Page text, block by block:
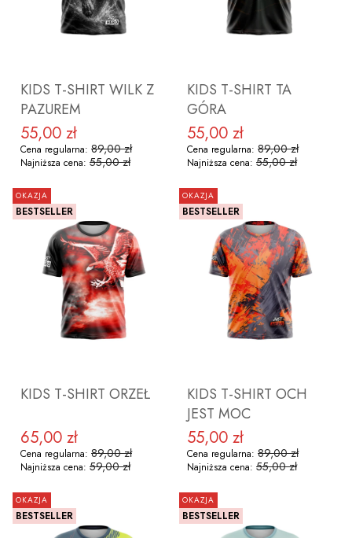
DO KOSZYKA DO KOSZYKA
KIDS T-SHIRT WILK Z
PAZUREM
Cena promocyjna
55,00 zł
Cena regularna: 89,00 zł
Najniższa cena: 55,00 zł
ZOBACZ PRODUKT
KIDS T-SHIRT TA
GÓRA
Cena promocyjna
55,00 zł
Cena regularna: 89,00 zł
Najniższa cena: 55,00 zł
ZOBACZ PRODUKT
OKAZJA
BESTSELLER
KIDS T-SHIRT ORZEŁ
Cena promocyjna
65,00 zł
Cena regularna: 89,00 zł
Najniższa cena: 59,00 zł
OKAZJA
BESTSELLER
KIDS T-SHIRT OCH
JEST MOC
Cena promocyjna
55,00 zł
Cena regularna: 89,00 zł
Najniższa cena: 55,00 zł
OKAZJA
BESTSELLER
OKAZJA
BESTSELLER